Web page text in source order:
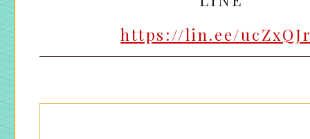
大宮店
大宮店
https://lin.ee/